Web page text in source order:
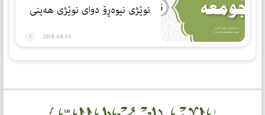
نوێژى نيوه‌ڕۆ دواى نوێژى هه‌ينى
2018-04-04